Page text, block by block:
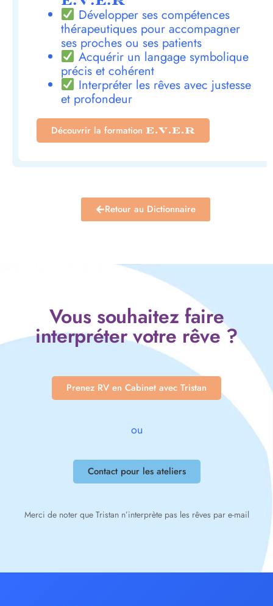
Développer ses compétences
thérapeutiques pour accompagner
ses proches ou ses patients
Acquérir un langage symbolique
précis et cohérent
Interpréter les rêves avec justesse
et profondeur
Découvrir la formation E.V.E.R
Retour au Dictionnaire
Vous souhaitez faire
interpréter votre rêve ?
Prenez RV en Cabinet avec Tristan
ou
Contact pour les ateliers
Merci de noter que Tristan n’interprète pas les rêves par e-mail